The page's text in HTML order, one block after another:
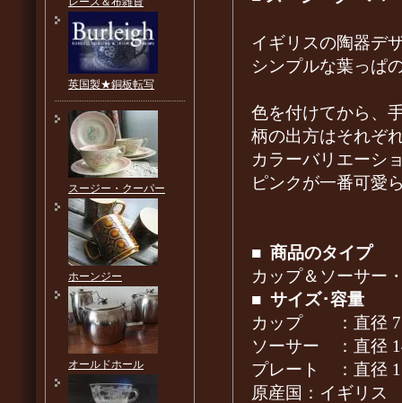
イギリスの陶器デ
シンプルな葉っぱ
色を付けてから、
柄の出方はそれぞ
カラーバリエーシ
ピンクが一番可愛
■ 商品のタイプ
カップ＆ソーサー
■ サイズ･容量
カップ ：直径
ソーサー ：直
プレート ：直径
原産国：イギリ
英国製★銅板転写
スージー・クーパー
ホーンジー
オールドホール